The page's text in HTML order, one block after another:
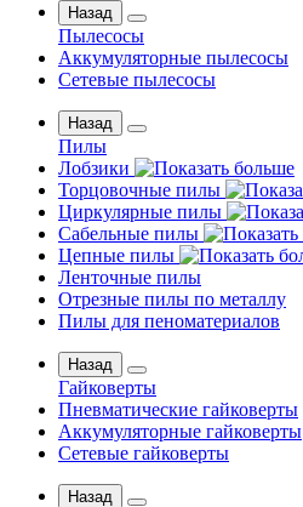
Назад
Пылесосы
Аккумуляторные пылесосы
Сетевые пылесосы
Назад
Пилы
Лобзики
Торцовочные пилы
Циркулярные пилы
Сабельные пилы
Цепные пилы
Ленточные пилы
Отрезные пилы по металлу
Пилы для пеноматериалов
Назад
Гайковерты
Пневматические гайковерты
Аккумуляторные гайковерты
Сетевые гайковерты
Назад